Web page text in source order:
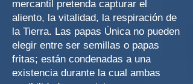
mercantil pretenda capturar el
aliento, la vitalidad, la respiración de
la Tierra. Las papas Única no pueden
elegir entre ser semillas o papas
fritas; están condenadas a una
existencia durante la cual ambas